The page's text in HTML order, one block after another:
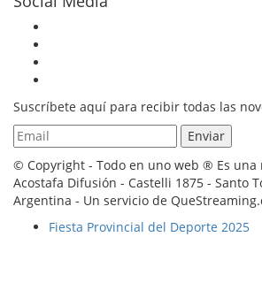
Suscríbete aquí para recibir todas las
© Copyright - Todo en uno web ® Es una
Acostafa Difusión - Castelli 1875 - Santo
Argentina - Un servicio de
Fiesta Provincial del Deporte 2025